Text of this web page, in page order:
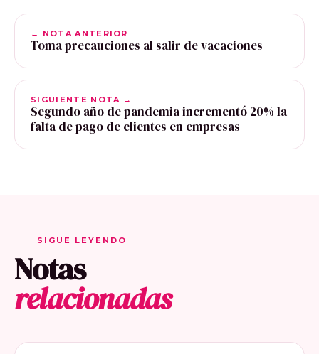
← NOTA ANTERIOR
Toma precauciones al salir de vacaciones
SIGUIENTE NOTA →
Segundo año de pandemia incrementó 20% la
falta de pago de clientes en empresas
SIGUE LEYENDO
Notas
relacionadas